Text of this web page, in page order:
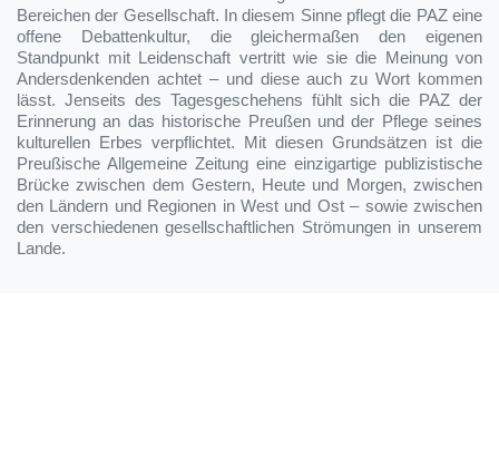
Bereichen der Gesellschaft. In diesem Sinne pflegt die PAZ eine
offene Debattenkultur, die gleichermaßen den eigenen
Standpunkt mit Leidenschaft vertritt wie sie die Meinung von
Andersdenkenden achtet – und diese auch zu Wort kommen
lässt. Jenseits des Tagesgeschehens fühlt sich die PAZ der
Erinnerung an das historische Preußen und der Pflege seines
kulturellen Erbes verpflichtet. Mit diesen Grundsätzen ist die
Preußische Allgemeine Zeitung eine einzigartige publizistische
Brücke zwischen dem Gestern, Heute und Morgen, zwischen
den Ländern und Regionen in West und Ost – sowie zwischen
den verschiedenen gesellschaftlichen Strömungen in unserem
Lande.